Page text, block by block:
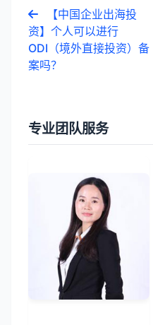
【中国企业出海投
资】个人可以进行
ODI（境外直接投资）备
案吗？
专业团队服务